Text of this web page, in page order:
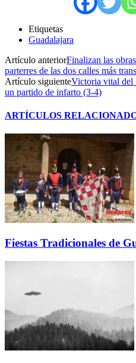
Etiquetas
Guadalajara
Artículo anteriorFinalizan las
parterres de las dos calles más
Artículo siguienteVictoria vital del
un partido de infarto (3-4)
ARTÍCULOS
Fiestas Tradicionales de